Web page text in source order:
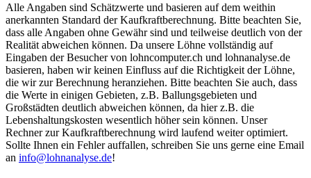
Alle Angaben sind Schätzwerte und basieren auf dem weithin
anerkannten Standard der Kaufkraftberechnung. Bitte beachten Sie,
dass alle Angaben ohne Gewähr sind und teilweise deutlich von der
Realität abweichen können. Da unsere Löhne vollständig auf
Eingaben der Besucher von lohncomputer.ch und lohnanalyse.de
basieren, haben wir keinen Einfluss auf die Richtigkeit der Löhne,
die wir zur Berechnung heranziehen. Bitte beachten Sie auch, dass
die Werte in einigen Gebieten, z.B. Ballungsgebieten und
Großstädten deutlich abweichen können, da hier z.B. die
Lebenshaltungskosten wesentlich höher sein können. Unser
Rechner zur Kaufkraftberechnung wird laufend weiter optimiert.
Sollte Ihnen ein Fehler auffallen, schreiben Sie uns gerne eine Email
an info@lohnanalyse.de!